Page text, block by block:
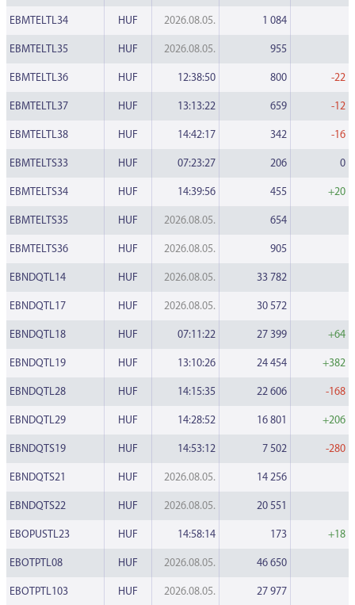
EBMTELTL34 HUF 2026.08.05. 1 084
EBMTELTL35 HUF 2026.08.05. 955
EBMTELTL36 HUF 12:38:50 800 -22
EBMTELTL37 HUF 13:13:22 659 -12
EBMTELTL38 HUF 14:42:17 342 -16
EBMTELTS33 HUF 07:23:27 206 0
EBMTELTS34 HUF 14:39:56 455 +20
EBMTELTS35 HUF 2026.08.05. 654
EBMTELTS36 HUF 2026.08.05. 905
EBNDQTL14 HUF 2026.08.05. 33 782
EBNDQTL17 HUF 2026.08.05. 30 572
EBNDQTL18 HUF 07:11:22 27 399 +64
EBNDQTL19 HUF 13:10:26 24 454 +382
EBNDQTL28 HUF 14:15:35 22 606 -168
EBNDQTL29 HUF 14:28:52 16 801 +206
EBNDQTS19 HUF 14:53:12 7 502 -280
EBNDQTS21 HUF 2026.08.05. 14 256
EBNDQTS22 HUF 2026.08.05. 20 551
EBOPUSTL23 HUF 14:58:14 173 +18
EBOTPTL08 HUF 2026.08.05. 46 650
EBOTPTL103 HUF 2026.08.05. 27 977